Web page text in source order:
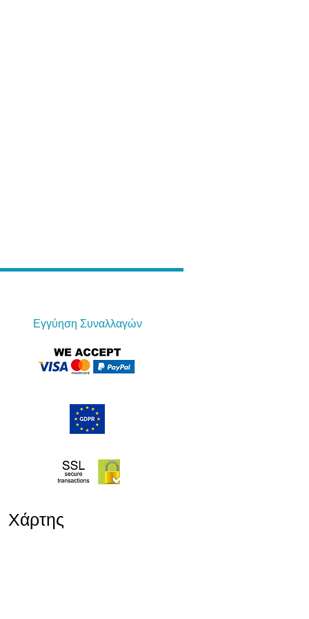
Εγγύηση Συναλλαγών
Χάρτης